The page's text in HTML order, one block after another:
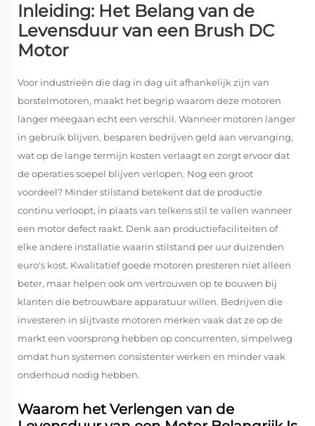
Inleiding: Het Belang van de
Levensduur van een Brush DC
Motor
Voor industrieën die dag in dag uit afhankelijk zijn van
borstelmotoren, maakt het begrip waarom deze motoren
langer meegaan echt een verschil. Wanneer motoren langer
in gebruik blijven, besparen bedrijven geld aan vervanging,
wat op de lange termijn kosten verlaagt en zorgt ervoor dat
de operaties soepel blijven verlopen. Nog een groot
voordeel? Minder stilstand betekent dat de productie
continu verloopt, in plaats van telkens stil te vallen wanneer
een motor defect raakt. Denk aan productiefaciliteiten of
elke andere installatie waarin stilstand per uur duizenden
euro's kost. Kwalitatief goede motoren presteren niet alleen
beter, maar helpen ook om vertrouwen op te bouwen bij
klanten die betrouwbare apparatuur willen. Bedrijven die
investeren in slijtvaste motoren merken vaak dat ze op de
markt een voorsprong hebben op concurrenten, simpelweg
omdat hun systemen consistenter werken en minder vaak
onderhoud nodig hebben.
Waarom het Verlengen van de